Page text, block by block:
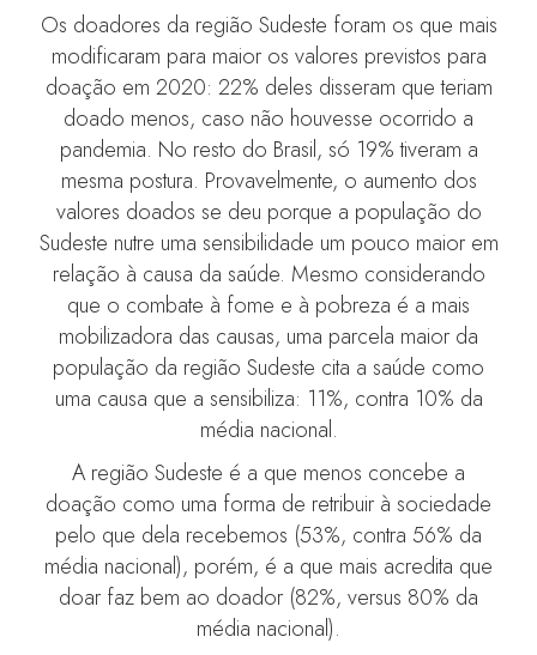
Os doadores da região Sudeste foram os que mais
modificaram para maior os valores previstos para
doação em 2020: 22% deles disseram que teriam
doado menos, caso não houvesse ocorrido a
pandemia. No resto do Brasil, só 19% tiveram a
mesma postura. Provavelmente, o aumento dos
valores doados se deu porque a população do
Sudeste nutre uma sensibilidade um pouco maior em
relação à causa da saúde. Mesmo considerando
que o combate à fome e à pobreza é a mais
mobilizadora das causas, uma parcela maior da
população da região Sudeste cita a saúde como
uma causa que a sensibiliza: 11%, contra 10% da
média nacional.
A região Sudeste é a que menos concebe a
doação como uma forma de retribuir à sociedade
pelo que dela recebemos (53%, contra 56% da
média nacional), porém, é a que mais acredita que
doar faz bem ao doador (82%, versus 80% da
média nacional).